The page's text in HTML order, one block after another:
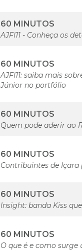
60 MINUTOS
AJFI11 - Conheça os
60 MINUTOS
AJFI11: saiba mais
Júnior no portfólio
60 MINUTOS
Quem pode aderir ao
60 MINUTOS
Contribuintes de Içara
60 MINUTOS
Insight: banda Kiss
60 MINUTOS
O que é e como